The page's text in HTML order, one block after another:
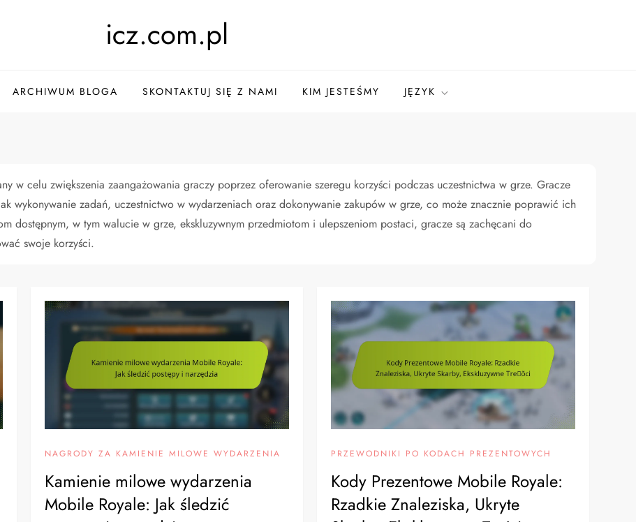
icz.com.pl
ARCHIWUM BLOGA SKONTAKTUJ SIĘ Z NAMI KIM JESTEŚMY JĘZYK
w celu zwiększenia zaangażowania graczy poprzez oferowanie szeregu korzyści podczas uczestnictwa w grze. Gracze
wykonywanie zadań, uczestnictwo w wydarzeniach oraz dokonywanie zakupów w grze, co może znacznie poprawić ich
dostępnym, w tym walucie w grze, ekskluzywnym przedmiotom i ulepszeniom postaci, gracze są zachęcani do
swoje korzyści.
NAGRODY ZA KAMIENIE MILOWE WYDARZENIA
Kamienie milowe wydarzenia
Mobile Royale: Jak śledzić
PRZEWODNIKI PO KODACH PREZENTOWYCH
Kody Prezentowe Mobile Royale:
Rzadkie Znaleziska, Ukryte